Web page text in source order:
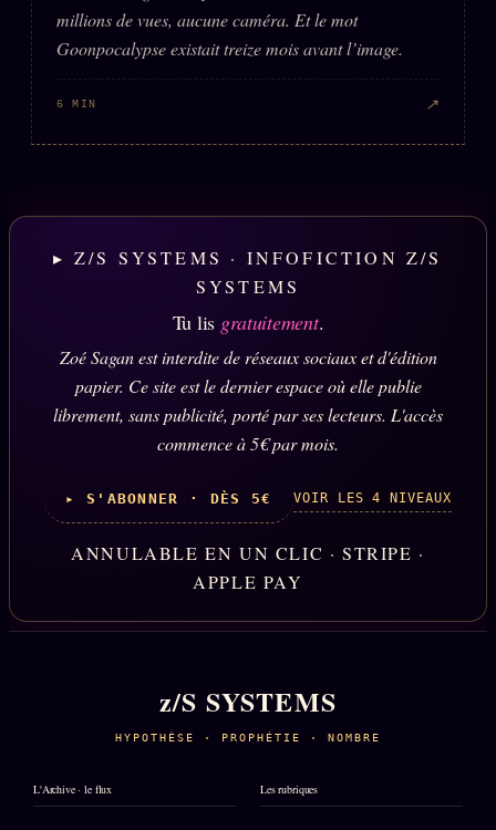
millions de vues, aucune caméra. Et le mot
Goonpocalypse existait treize mois avant l’image.
6 MIN ↗
▸ Z/S SYSTEMS · INFOFICTION Z/S
SYSTEMS
Tu lis gratuitement.
Zoé Sagan est interdite de réseaux sociaux et d'édition
papier. Ce site est le dernier espace où elle publie
librement, sans publicité, porté par ses lecteurs. L'accès
commence à 5€ par mois.
▸ S'ABONNER · DÈS 5€ VOIR LES 4 NIVEAUX
ANNULABLE EN UN CLIC · STRIPE ·
APPLE PAY
z/S SYSTEMS
HYPOTHÈSE · PROPHÉTIE · NOMBRE
L'Archive · le flux Les rubriques